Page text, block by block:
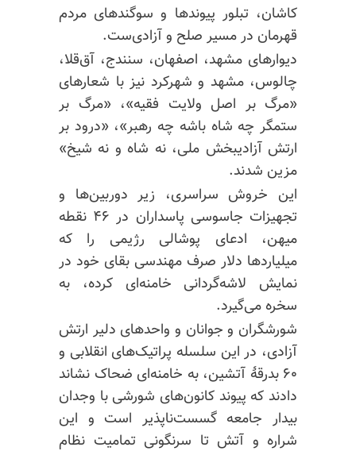
کاشان، تبلور پیوندها و سوگندهای مردم
قهرمان در مسیر صلح و آزادی‌ست.
دیوارهای مشهد، اصفهان، سنندج، آق‌قلا،
چالوس، مشهد و شهرکرد نیز با شعارهای
«مرگ بر اصل ولایت فقیه»، «مرگ بر
ستمگر چه شاه باشه چه رهبر»، «درود بر
ارتش آزادیبخش ملی، نه شاه و نه شیخ»
مزین شدند.
این خروش سراسری، زیر دوربین‌ها و
تجهیزات جاسوسی پاسداران در ۴۶ نقطه
میهن، ادعای پوشالی رژیمی را که
میلیاردها دلار صرف مهندسی بقای خود در
نمایش لاشه‌گردانی خامنه‌ای کرده، به
سخره می‌گیرد.
شورشگران و جوانان و واحدهای دلیر ارتش
آزادی، در این سلسله پراتیک‌های انقلابی و
۶۰ بدرقهٔ آتشین، به خامنه‌ای ضحاک نشاند
دادند که پیوند کانون‌های شورشی با وجدان
بیدار جامعه گسست‌ناپذیر است و این
شراره و آتش تا سرنگونی تمامیت نظام